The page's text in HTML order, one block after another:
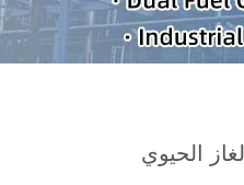
الحيوي